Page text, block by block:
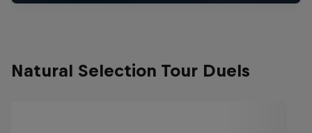
Natural Selection Tour Duels